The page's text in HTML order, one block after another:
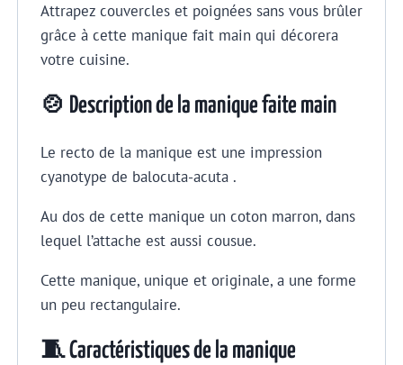
Attrapez couvercles et poignées sans vous brûler
grâce à cette manique fait main qui décorera
votre cuisine.
🍲 Description de la manique faite main
Le recto de la manique est une impression
cyanotype de balocuta-acuta .
Au dos de cette manique un coton marron, dans
lequel l’attache est aussi cousue.
Cette manique, unique et originale, a une forme
un peu rectangulaire.
🧵 Caractéristiques de la manique